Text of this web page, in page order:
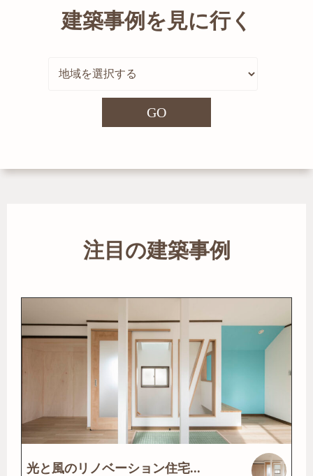
建築事例を見に行く
GO
注目の建築事例
光と風のリノベーション住宅...